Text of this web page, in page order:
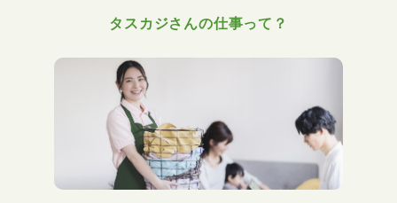
タスカジさんの仕事って？